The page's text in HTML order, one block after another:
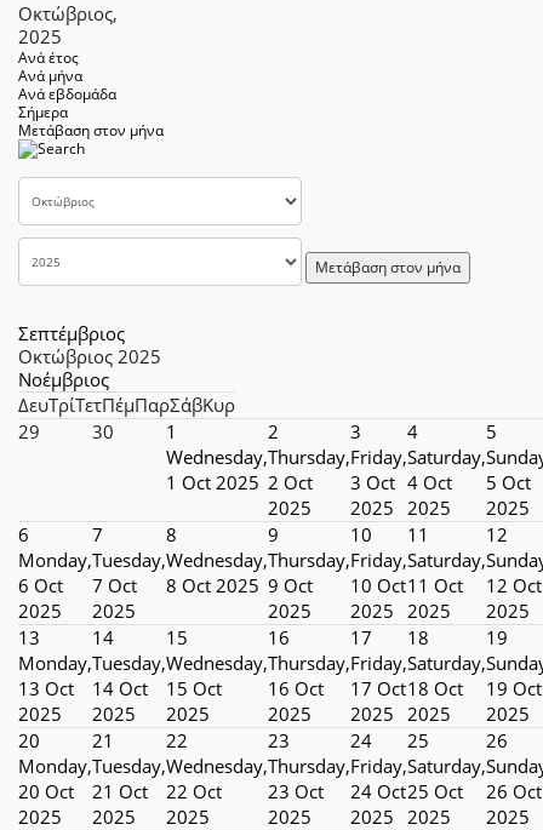
Οκτώβριος,
2025
Ανά έτος
Ανά μήνα
Ανά εβδομάδα
Σήμερα
Μετάβαση στον μήνα
Μετάβαση στον μήνα
Σεπτέμβριος
Οκτώβριος 2025
Νοέμβριος
ΔευΤρίΤετΠέμΠαρΣάβΚυρ
29
30
1
Wednesday,
1 Oct 2025
2
Thursday,
2 Oct
2025
3
Friday,
3 Oct
2025
4
Saturday,
4 Oct
2025
5
5 Oct
2025
6
Monday,
6 Oct
2025
7
Tuesday,
7 Oct
2025
8
Wednesday,
8 Oct 2025
9
Thursday,
9 Oct
2025
10
Friday,
10 Oct
2025
11
Saturday,
11 Oct
2025
12
12 Oct
2025
13
Monday,
13 Oct
2025
14
Tuesday,
14 Oct
2025
15
Wednesday,
15 Oct
2025
16
Thursday,
16 Oct
2025
17
Friday,
17 Oct
2025
18
Saturday,
18 Oct
2025
19
19 Oct
2025
20
Monday,
20 Oct
2025
21
Tuesday,
21 Oct
2025
22
Wednesday,
22 Oct
2025
23
Thursday,
23 Oct
2025
24
Friday,
24 Oct
2025
25
Saturday,
25 Oct
2025
26
26 Oct
2025